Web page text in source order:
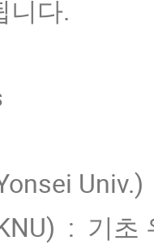
니다.
: 기초